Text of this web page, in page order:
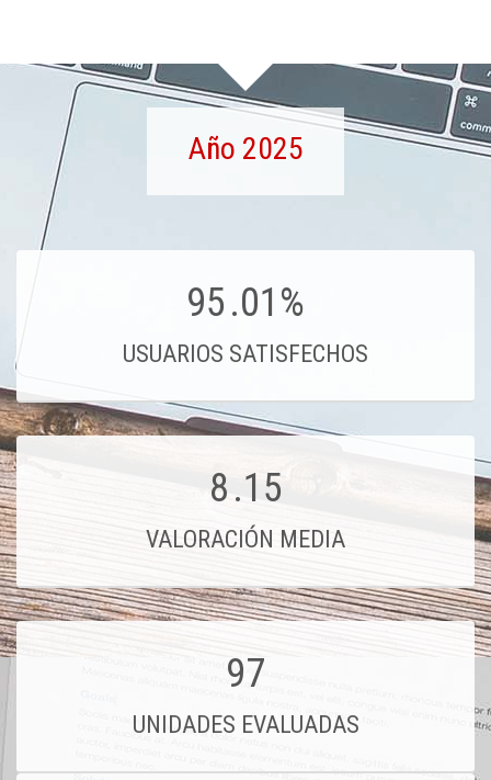
Año 2025
95.01%
USUARIOS SATISFECHOS
8.15
VALORACIÓN MEDIA
97
UNIDADES EVALUADAS